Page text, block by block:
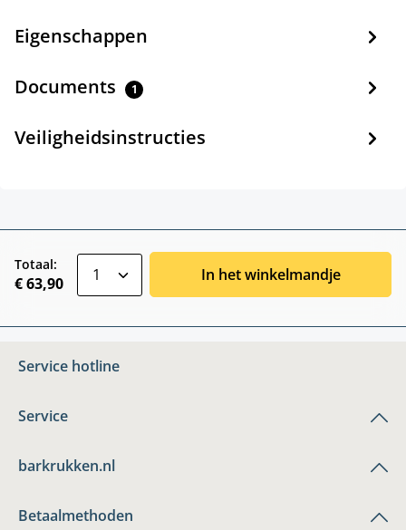
Eigenschappen
Documents 1
Veiligheidsinstructies
Totaal:
€ 63,90 In het winkelmandje
Service hotline
Service
barkrukken.nl
Betaalmethoden